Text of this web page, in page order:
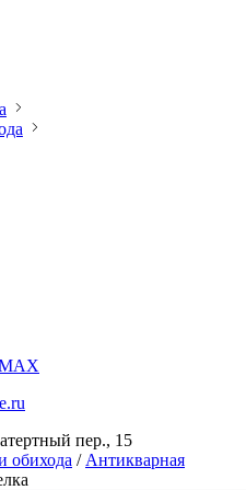
пер., 15
обихода / Антикварная